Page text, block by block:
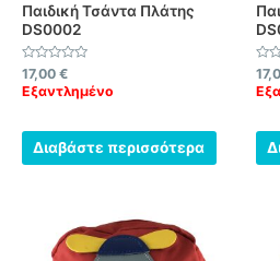
Παιδική Τσάντα Πλάτης
DS0002
Βαθμολογήθηκε
με
0
17,00 €
Εξαντλημένο
Διαβάστε περισσότερα
με
0